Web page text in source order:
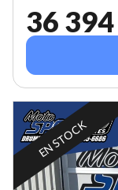
36
EN STOCK